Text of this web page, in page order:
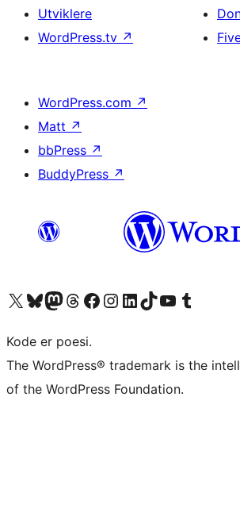
Utviklere
WordPress.tv ↗
WordPress.com ↗
Matt ↗
bbPress ↗
BuddyPress ↗
Besøk vår konto på X Visit our Bluesky account
Besøk vår Mastodon-konto
Visit our Threads account
Besøk vår Facebook-sideBesøk vår Instagram-konto
Besøk vår LinkedIn-konto
Visit our TikTok account
Visit our YouTube channel
Visit our Tumblr account
Kode er poesi.
The WordPress® trademark is the
of the WordPress Foundation.